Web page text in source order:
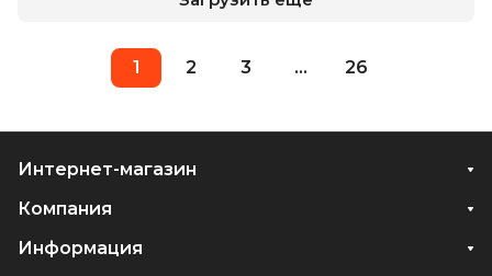
1 2 3 ... 26
Интернет-магазин
Компания
Информация